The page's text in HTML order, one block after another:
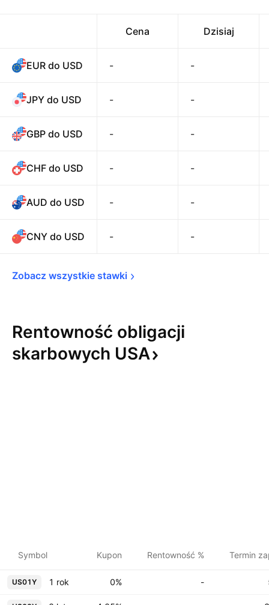
Cena Dzisiaj
EUR do USD - -
JPY do USD - -
GBP do USD - -
CHF do USD - -
AUD do USD - -
CNY do USD - -
Zobacz wszystkie stawki
Rentowność obligacji
skarbowych USA
Symbol Kupon Rentowność % Termin
US01Y 1 rok 0% -